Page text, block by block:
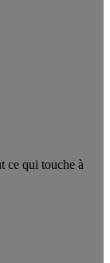
ce qui touche à